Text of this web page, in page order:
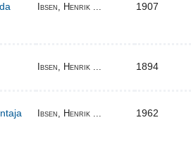
Ibsen, Henrik ... 1907
Ibsen, Henrik ... 1894
Ibsen, Henrik ... 1962